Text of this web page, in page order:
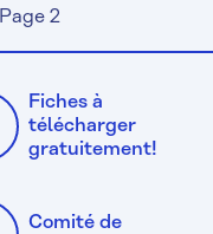
Page 2
Fiches à
télécharger
gratuitement!
Comité de